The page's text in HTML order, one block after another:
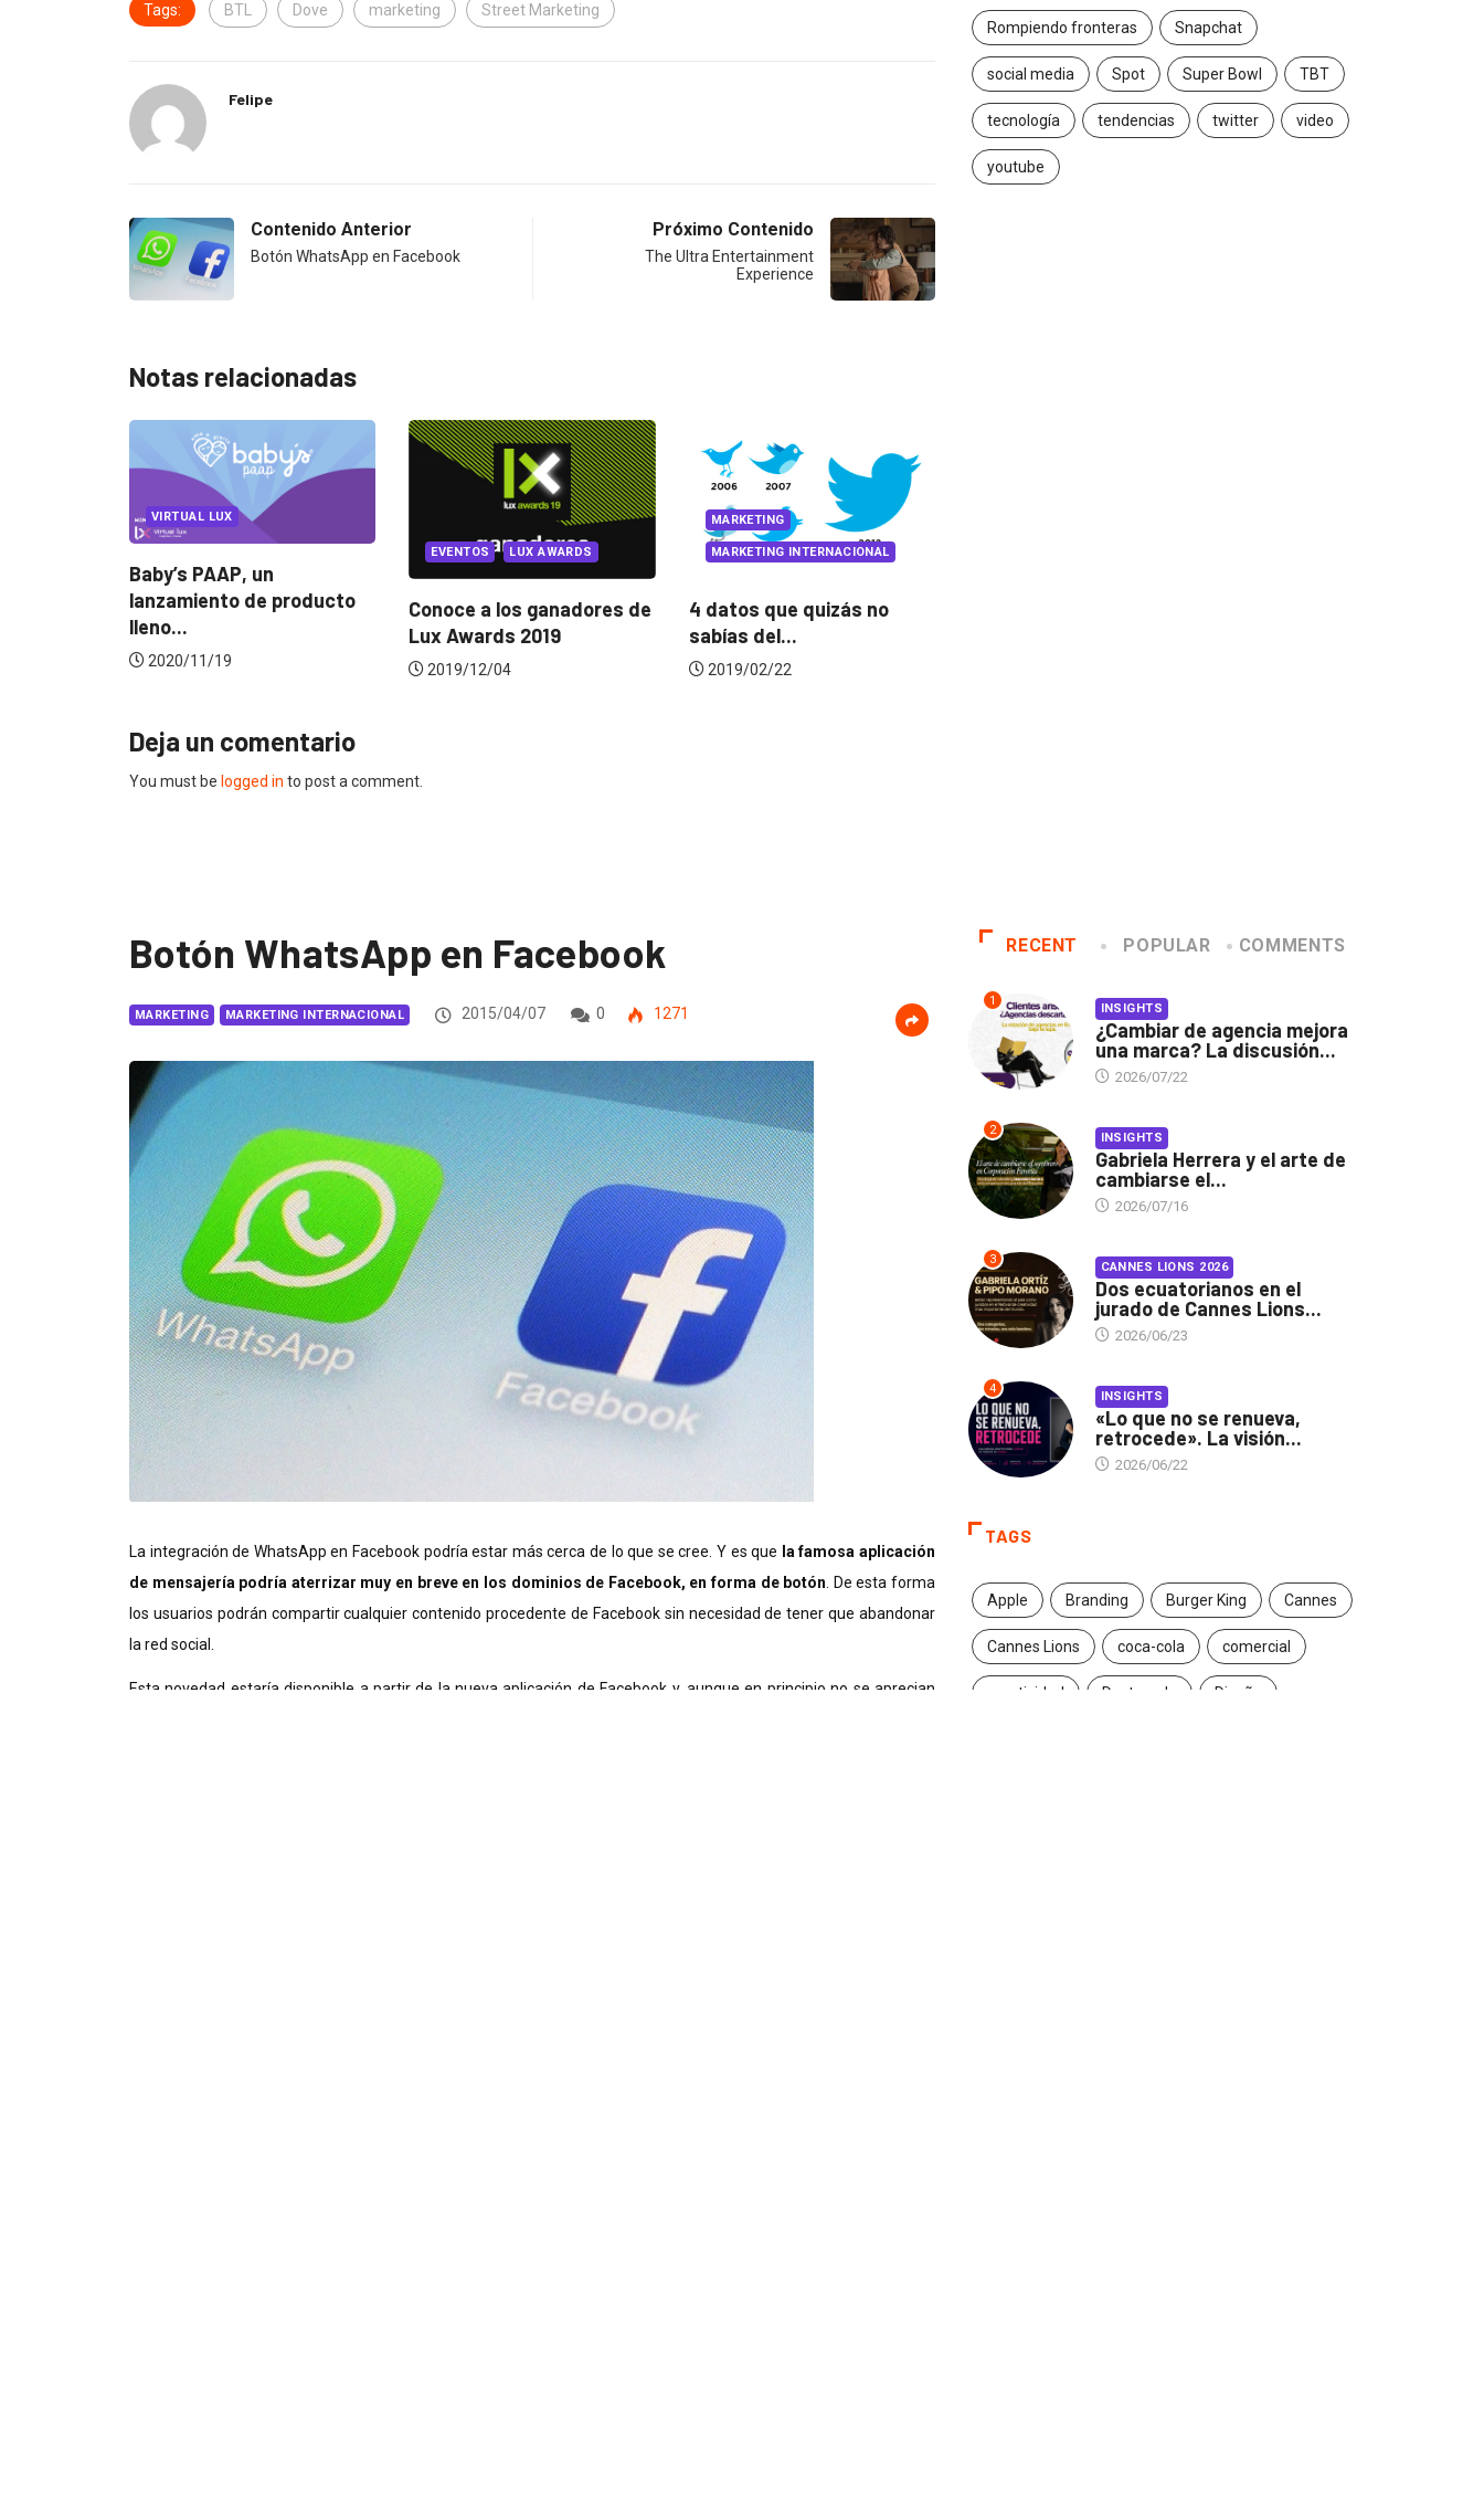
Tags: BTL Dove marketing Street Marketing
Felipe
Contenido Anterior
Botón WhatsApp en Facebook
Próximo Contenido
The Ultra Entertainment
Experience
Notas relacionadas
de producto
Conoce a los ganadores de
2019/12/04
MARKETING
MARKETING INTERNACIONAL
4 datos que quizás no
sabías del...
2019/02/22
VIRTUAL LUX
lanzamiento de producto
lleno...
2020/11/19
Deja un comentario
You must be logged in to post a comment.
Rompiendo fronteras Snapchat
social media Spot Super Bowl TBT
tecnología tendencias twitter video
youtube
Botón WhatsApp en Facebook
MARKETING MARKETING INTERNACIONAL 2015/04/07 0 1271
La integración de WhatsApp en Facebook podría estar más cerca de lo que se cree. Y es que la famosa aplicación
de mensajería podría aterrizar muy en breve en los dominios de Facebook, en forma de botón. De esta forma
los usuarios podrán compartir cualquier contenido procedente de Facebook sin necesidad de tener que abandonar
la red social.
Esta novedad estaría disponible a partir de la nueva aplicación de Facebook y, aunque en principio no se aprecian
RECENT POPULAR COMMENTS
1 INSIGHTS
¿Cambiar de agencia mejora
una marca? La discusión...
2026/07/22
2 INSIGHTS
Gabriela Herrera y el arte de
cambiarse el...
2026/07/16
3 CANNES LIONS 2026
Dos ecuatorianos en el
jurado de Cannes Lions...
2026/06/23
4 INSIGHTS
«Lo que no se renueva,
retrocede». La visión...
2026/06/22
TAGS
Apple Branding Burger King Cannes
Cannes Lions coca-cola comercial
creatividad Destacado Diseño